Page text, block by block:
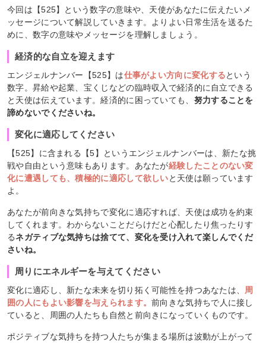
今回は【525】という数字の意味や、天使があなたに伝えたいメ
ッセージについて解説していきます。よりよい日常生活を送るた
めに、数字の意味やメッセージを理解しましょう。
経済的な自立を迎えます
エンジェルナンバー【525】は仕事がよい方向に変化するという
数字。昇給や起業、宝くじなどの臨時収入で経済的に自立できる
と天使は伝えています。経済的に困っていても、 努力することを
諦めないでくださいね。
変化に適応してください
【525】に含まれる【5】というエンジェルナンバーは、新たな挑
戦や自由という意味もあります。あなたが経験したことのない変
化に遭遇しても、積極的に適応して欲しいと天使は願っています
よ。
あなたが前向きな気持ちで変化に適応すれば、天使は成功を約束
してくれます。わからないことだらけだと心配したり焦ったりす
るネガティブな気持ちは捨てて、変化を受け入れて楽しんでくだ
さいね。
周りにエネルギーを与えてください
変化に適応し、新たな未来を切り拓く可能性を持つあなたは、
周
囲の人にもよい影響を与えられます。前向きな気持ちで人に接し
ていると、周囲の人たちも自然と前向きになっていくものです。
ポジティブな気持ちを持つ人たちが集まる場所は波動が上がって